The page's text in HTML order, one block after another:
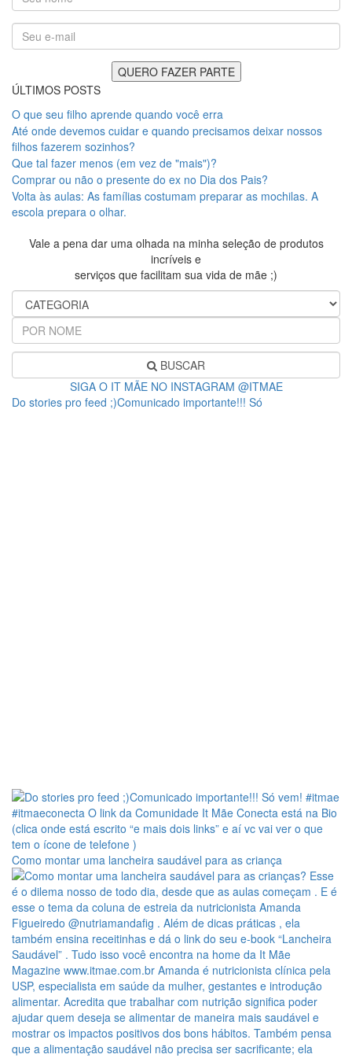
ÚLTIMOS POSTS
O que seu filho aprende quando você erra
Até onde devemos cuidar e quando precisamos deixar nossos
filhos fazerem sozinhos?
Que tal fazer menos (em vez de "mais")?
Comprar ou não o presente do ex no Dia dos Pais?
Volta às aulas: As famílias costumam preparar as mochilas. A
escola prepara o olhar.
Vale a pena dar uma olhada na minha seleção de produtos
incríveis e
serviços que facilitam sua vida de mãe ;)
BUSCAR
SIGA O IT MÃE NO INSTAGRAM @ITMAE
Do stories pro feed ;)Comunicado importante!!! Só
Como montar uma lancheira saudável para as criança